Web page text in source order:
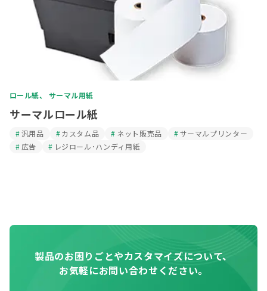
ロール紙、 サーマル用紙
サーマルロール紙
汎用品 カスタム品 ネット販売品
サーマルプリンター
広告
レジロール･ハンディ用紙
製品のお困りごとやカスタマイズについて、
お気軽にお問い合わせください。